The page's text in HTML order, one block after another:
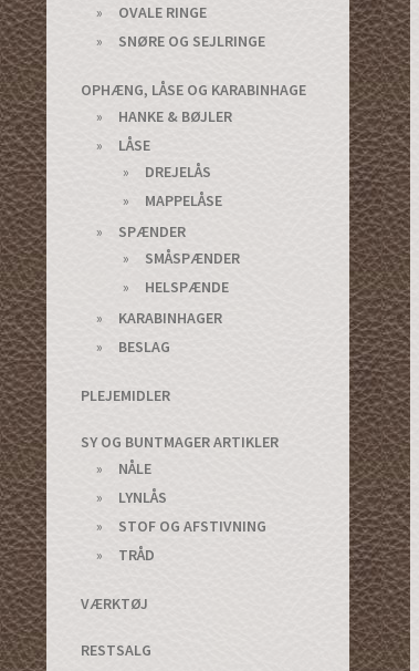
OVALE RINGE
SNØRE OG SEJLRINGE
OPHÆNG, LÅSE OG KARABINHAGE
HANKE & BØJLER
LÅSE
DREJELÅS
MAPPELÅSE
SPÆNDER
SMÅSPÆNDER
HELSPÆNDE
KARABINHAGER
BESLAG
PLEJEMIDLER
SY OG BUNTMAGER ARTIKLER
NÅLE
LYNLÅS
STOF OG AFSTIVNING
TRÅD
VÆRKTØJ
RESTSALG